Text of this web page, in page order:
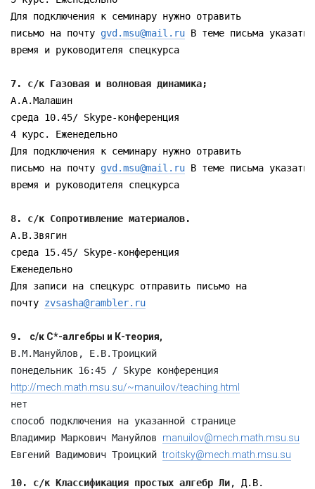
Для подключения к семинару нужно отравить
письмо на почту gvd.msu@mail.ru В теме письма указать
время и руководителя спецкурса
7. с/к Газовая и волновая динамика;
А.А.Малашин
среда 10.45/ Skype-конференция
4 курс. Еженедельно
Для подключения к семинару нужно отравить
письмо на почту gvd.msu@mail.ru В теме письма указать
время и руководителя спецкурса
8. с/к Сопротивление материалов.
А.В.Звягин
среда 15.45/ Skype-конференция
Еженедельно
Для записи на спецкурс отправить письмо на
почту zvsasha@rambler.ru
9.
В.М.Мануйлов, Е.В.Троицкий
нет
способ подключения на указанной странице
Владимир Маркович Мануйлов
Евгений Вадимович Троицкий troitsky@mech.math.msu.su
10. с/к Классификация простых алгебр Ли, Д.В.